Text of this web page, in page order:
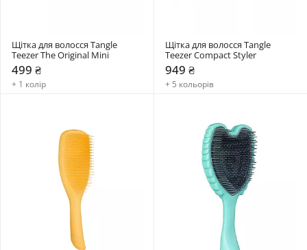
Щітка для волосся Tangle
Teezer The Original Mini
499 ₴
+ 1 колір
Щітка для волосся Tangle
Teezer Compact Styler
949 ₴
+ 5 кольорів